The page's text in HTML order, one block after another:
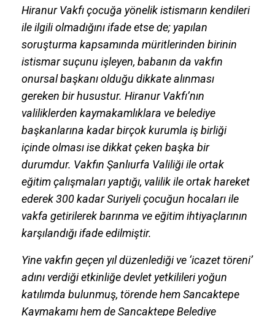
Hiranur Vakfı çocuğa yönelik istismarın kendileri
ile ilgili olmadığını ifade etse de; yapılan
soruşturma kapsamında müritlerinden birinin
istismar suçunu işleyen, babanın da vakfın
onursal başkanı olduğu dikkate alınması
gereken bir husustur. Hiranur Vakfı’nın
valiliklerden kaymakamlıklara ve belediye
başkanlarına kadar birçok kurumla iş birliği
içinde olması ise dikkat çeken başka bir
durumdur. Vakfın Şanlıurfa Valiliği ile ortak
eğitim çalışmaları yaptığı, valilik ile ortak hareket
ederek 300 kadar Suriyeli çocuğun hocaları ile
vakfa getirilerek barınma ve eğitim ihtiyaçlarının
karşılandığı ifade edilmiştir.
Yine vakfın geçen yıl düzenlediği ve ‘icazet töreni’
adını verdiği etkinliğe devlet yetkilileri yoğun
katılımda bulunmuş, törende hem Sancaktepe
Kaymakamı hem de Sancaktepe Belediye